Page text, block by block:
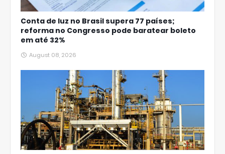
Conta de luz no Brasil supera 77 países;
reforma no Congresso pode baratear boleto
em até 32%
August 08, 2026